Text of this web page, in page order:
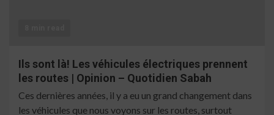
Ils sont là! Les véhicules électriques prennent
les routes | Opinion – Quotidien Sabah
Ces dernières années, il y a eu un grand changement dans
les véhicules que nous voyons sur les routes, surtout